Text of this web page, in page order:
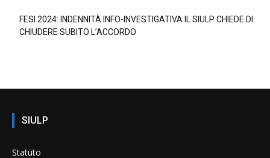
FESI 2024: INDENNITÀ INFO-INVESTIGATIVA IL SIULP CHIEDE DI
CHIUDERE SUBITO L’ACCORDO
SIULP
Statuto